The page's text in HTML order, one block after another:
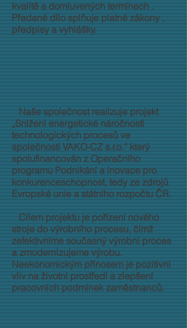
kvalitě a domluvených termínech .
Předané dílo splňuje platné zákony ,
předpisy a vyhlášky.
Naše společnost realizuje projekt
„Snížení energetické náročnosti
technologických procesů ve
společnosti VAKO-CZ s.r.o.“ který
spolufinancován z Operačního
programu Podnikání a inovace pro
konkurenceschopnost, tedy ze zdrojů
Evropské unie a státního rozpočtu ČR.
Cílem projektu je pořízení nového
stroje do výrobního procesu, čímž
zefektivníme současný výrobní proces
a zmodernizujeme výrobu.
Neekonomickým přínosem je pozitivní
vliv na životní prostředí a zlepšení
pracovních podmínek zaměstnanců.